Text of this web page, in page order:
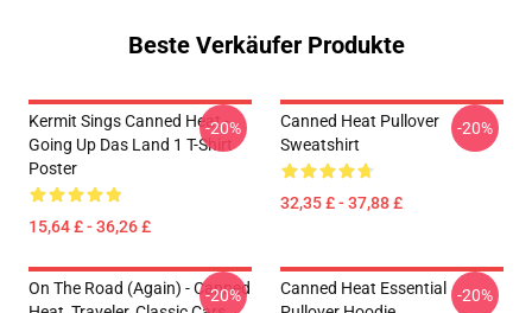
Beste Verkäufer Produkte
Kermit Sings Canned Heat -
Going Up Das Land 1 T-Shirt
Poster
15,64 £ - 36,26 £
-20%
Canned Heat Pullover
Sweatshirt
32,35 £ - 37,88 £
-20%
On The Road (again) - Canned
-20%
Canned Heat Essential
-20%